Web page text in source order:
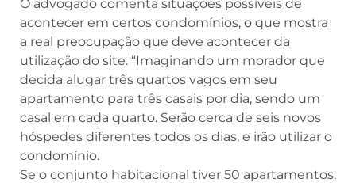
O advogado comenta situações possíveis de
acontecer em certos condomínios, o que mostra
a real preocupação que deve acontecer da
utilização do site. “Imaginando um morador que
decida alugar três quartos vagos em seu
apartamento para três casais por dia, sendo um
casal em cada quarto. Serão cerca de seis novos
hóspedes diferentes todos os dias, e irão utilizar o
condomínio.
Se o conjunto habitacional tiver 50 apartamentos,